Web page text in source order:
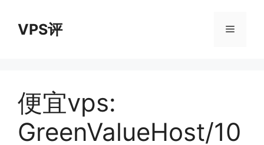
VPS评 菜
便宜vps:
GreenValueHost/10